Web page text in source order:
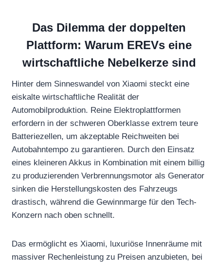
Das Dilemma der doppelten
Plattform: Warum EREVs eine
wirtschaftliche Nebelkerze sind
Hinter dem Sinneswandel von Xiaomi steckt eine
eiskalte wirtschaftliche Realität der
Automobilproduktion. Reine Elektroplattformen
erfordern in der schweren Oberklasse extrem teure
Batteriezellen, um akzeptable Reichweiten bei
Autobahntempo zu garantieren. Durch den Einsatz
eines kleineren Akkus in Kombination mit einem billig
zu produzierenden Verbrennungsmotor als Generator
sinken die Herstellungskosten des Fahrzeugs
drastisch, während die Gewinnmarge für den Tech-
Konzern nach oben schnellt.
Das ermöglicht es Xiaomi, luxuriöse Innenräume mit
massiver Rechenleistung zu Preisen anzubieten, bei